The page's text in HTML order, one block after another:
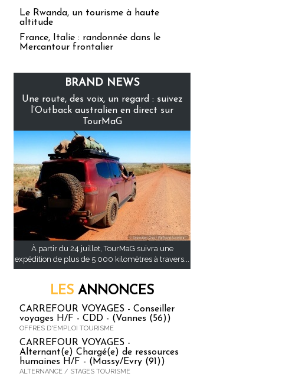
Le Rwanda, un tourisme à haute
altitude
France, Italie : randonnée dans le
Mercantour frontalier
BRAND NEWS
Une route, des voix, un regard : suivez
l’Outback australien en direct sur
TourMaG
À partir du 24 juillet, TourMaG suivra une
expédition de plus de 5 000 kilomètres à travers...
LES ANNONCES
CARREFOUR VOYAGES - Conseiller
voyages H/F - CDD - (Vannes (56))
OFFRES D'EMPLOI TOURISME
CARREFOUR VOYAGES -
Alternant(e) Chargé(e) de ressources
humaines H/F - (Massy/Evry (91))
ALTERNANCE / STAGES TOURISME